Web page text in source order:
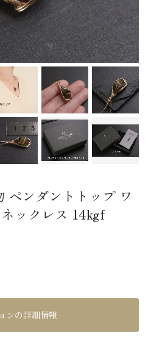
ペンダントトップ ワ
ックレス 14kgf
ンの詳細情報